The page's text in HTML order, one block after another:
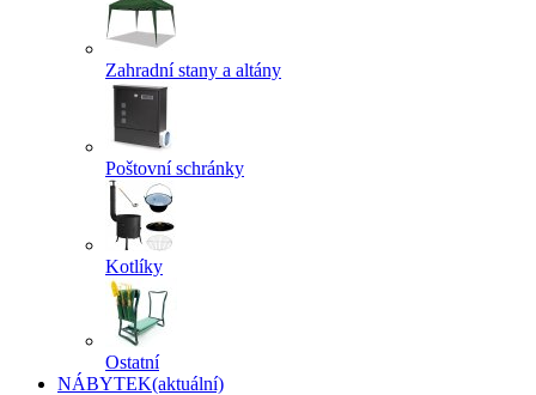
Zahradní stany a altány
Poštovní schránky
Kotlíky
Ostatní
NÁBYTEK(aktuální)